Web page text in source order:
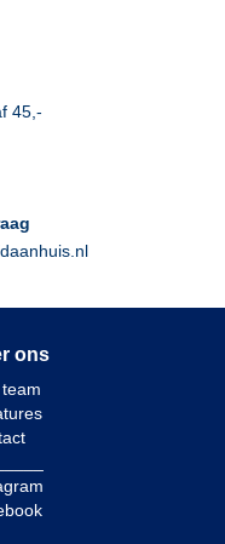
45,-
ons